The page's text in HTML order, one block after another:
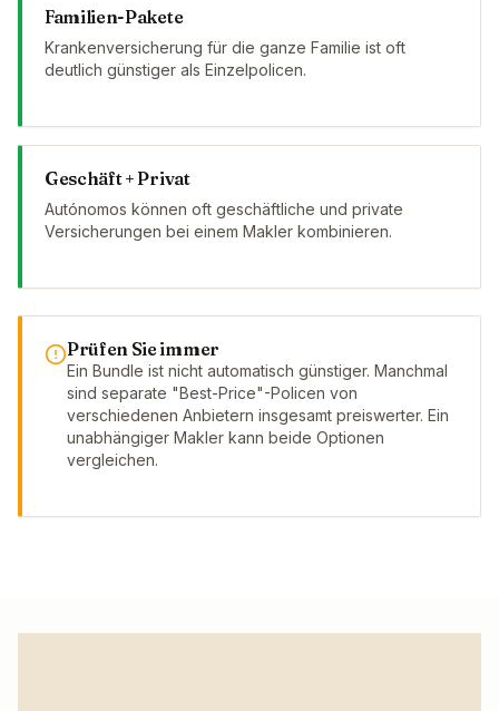
Familien-Pakete
Krankenversicherung für die ganze Familie ist oft
deutlich günstiger als Einzelpolicen.
Geschäft + Privat
Autónomos können oft geschäftliche und private
Versicherungen bei einem Makler kombinieren.
Prüfen Sie immer
Ein Bundle ist nicht automatisch günstiger. Manchmal
sind separate "Best-Price"-Policen von
verschiedenen Anbietern insgesamt preiswerter. Ein
unabhängiger Makler kann beide Optionen
vergleichen.